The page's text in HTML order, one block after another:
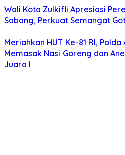
Wali Kota Zulkifli Apresiasi
Sabang, Perkuat Semangat
Meriahkan HUT Ke-81 RI,
Memasak Nasi Goreng dan
Juara I